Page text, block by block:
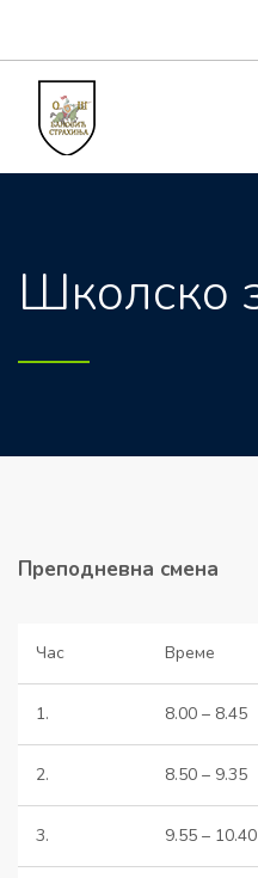
Школско
Преподневна смена
Час Време
1. 8.00 – 8.45
2. 8.50 – 9.35
3. 9.55 – 10.40